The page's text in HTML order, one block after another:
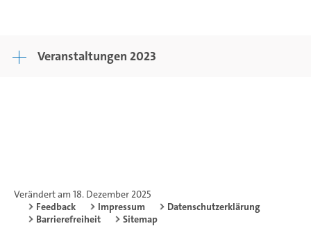
Veranstaltungen 2023
Verändert am 18. Dezember 2025
Feedback
Impressum
Datenschutzerklärung
Barrierefreiheit
Sitemap